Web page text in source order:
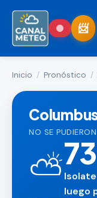
Inicio / Pronóstico /
NO SE
⛅73
luego